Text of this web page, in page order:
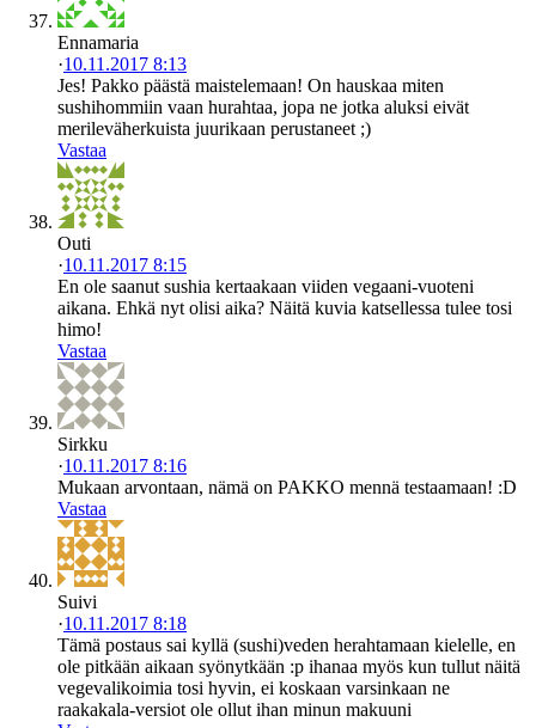
Ennamaria
·10.11.2017 8:13
Jes! Pakko päästä maistelemaan! On hauskaa miten
sushihommiin vaan hurahtaa, jopa ne jotka aluksi eivät
merileväherkuista juurikaan perustaneet ;)
Vastaa
Outi
·10.11.2017 8:15
En ole saanut sushia kertaakaan viiden vegaani-vuoteni
aikana. Ehkä nyt olisi aika? Näitä kuvia katsellessa tulee tosi
himo!
Vastaa
Sirkku
·10.11.2017 8:16
Mukaan arvontaan, nämä on PAKKO mennä testaamaan! :D
Vastaa
Suivi
·10.11.2017 8:18
Tämä postaus sai kyllä (sushi)veden herahtamaan kielelle, en
ole pitkään aikaan syönytkään :p ihanaa myös kun tullut näitä
vegevalikoimia tosi hyvin, ei koskaan varsinkaan ne
raakakala-versiot ole ollut ihan minun makuuni